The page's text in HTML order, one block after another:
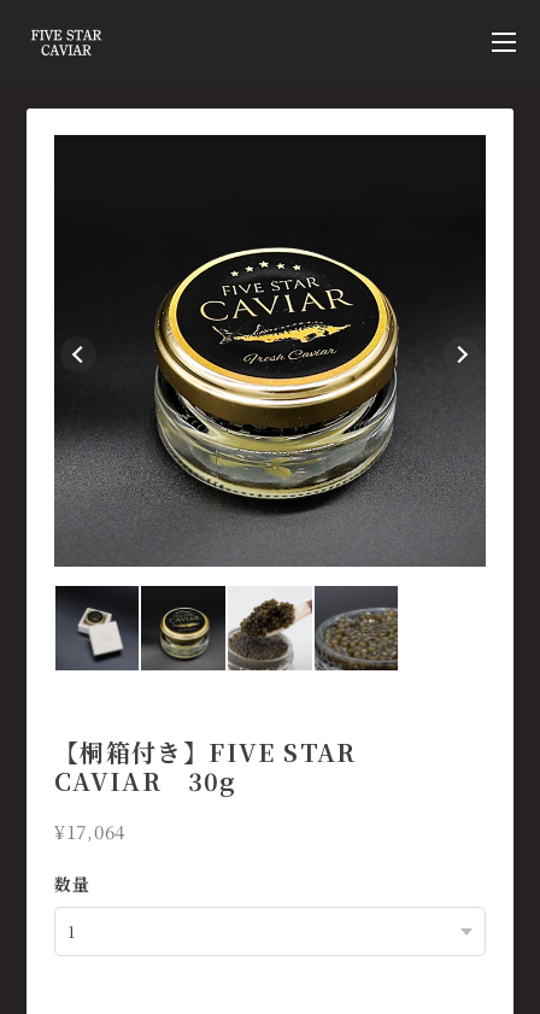
【桐箱付き】FIVE STAR
CAVIAR 30g
¥17,064
数量